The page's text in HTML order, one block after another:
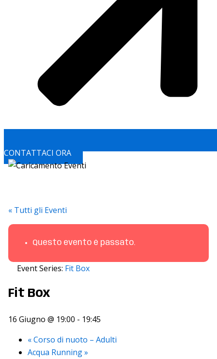
CONTATTACI ORA
« Tutti gli Eventi
Questo evento è passato.
Event Series: Fit Box
Fit Box
16 Giugno @ 19:00 - 19:45
«Corso di nuoto – Adulti
Acqua Running»